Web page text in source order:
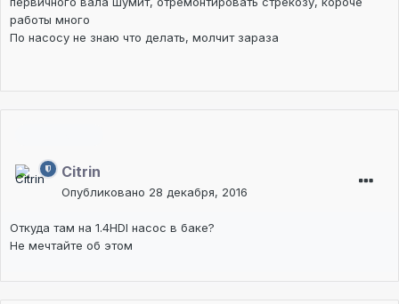
работы много
По насосу не знаю что делать, молчит зараза
Citrin
Опубликовано 28 декабря, 2016
Откуда там на 1.4HDI насос в баке?
Не мечтайте об этом